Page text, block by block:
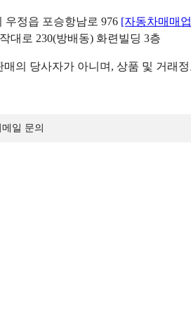
우정읍 포승항남로 976 [자동차매매
대로 230(방배동) 화련빌딩 3층
의 당사자가 아니며, 상품 및 거래
메일 문의